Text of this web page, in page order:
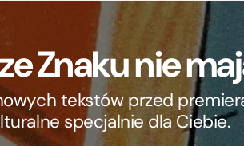
Znaku nie
tekstów przed
specjalnie dla Ciebie.